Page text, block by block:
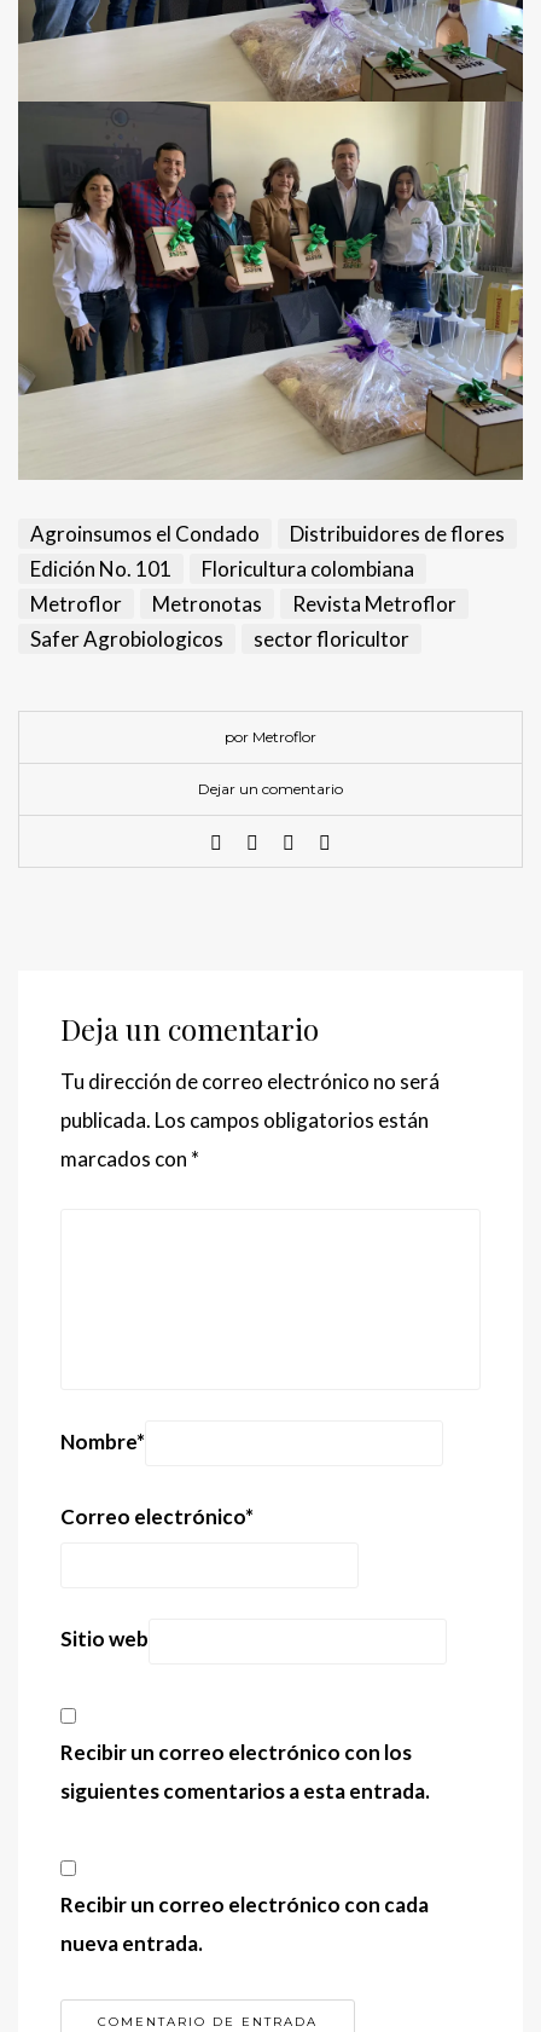
Agroinsumos el Condado
Distribuidores de flores
Edición No. 101
Floricultura colombiana
Metroflor
Metronotas
Revista Metroflor
Safer Agrobiologicos
sector floricultor
por Metroflor
Dejar un comentario
Deja un comentario
Tu dirección de correo electrónico no será
publicada. Los campos obligatorios están
marcados con *
Nombre*
Correo electrónico*
Sitio web
Recibir un correo electrónico con los
siguientes comentarios a esta entrada.
Recibir un correo electrónico con cada
nueva entrada.